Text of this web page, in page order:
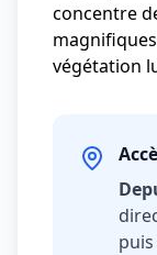
concentre
végétation